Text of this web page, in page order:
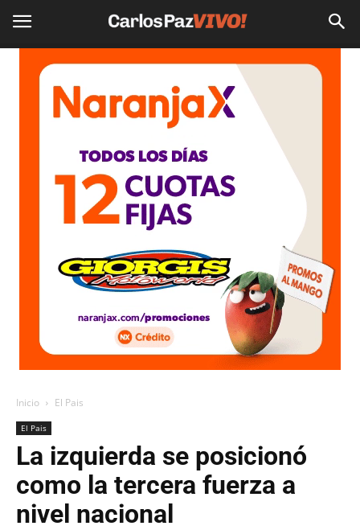
Inicio El Pais
El Pais
La izquierda se posicionó
como la tercera fuerza a
nivel nacional